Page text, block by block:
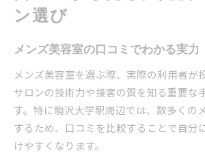
ン選び
メンズ美容室の口コミでわかる実力
メンズ美容室を選ぶ際、実際の利用者が
サロンの技術力や接客の質を知る重要な
す。特に駒沢大学駅周辺では、数多くの
するため、口コミを比較することで自分
けやすくなります。